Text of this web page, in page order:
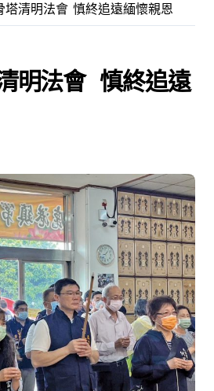
塔清明法會 慎終追遠緬懷親恩
明法會 慎終追遠